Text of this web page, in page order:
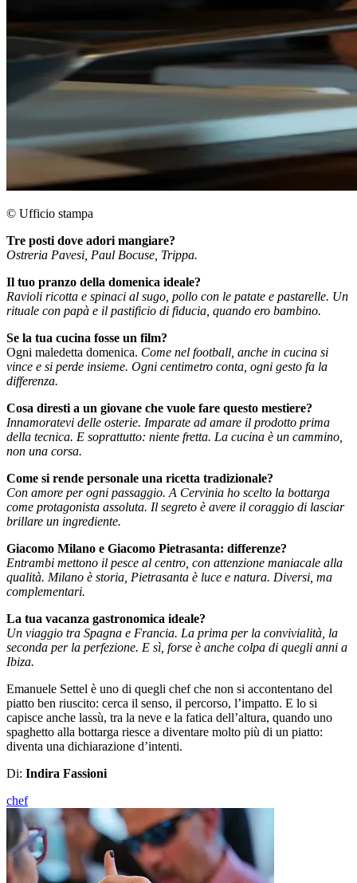
© Ufficio stampa
Tre posti dove adori mangiare?
Ostreria Pavesi, Paul Bocuse, Trippa.
Il tuo pranzo della domenica ideale?
Ravioli ricotta e spinaci al sugo, pollo con le patate e pastarelle. Un
rituale con papà e il pastificio di fiducia, quando ero bambino.
Se la tua cucina fosse un film?
Ogni maledetta domenica. Come nel football, anche in cucina si
vince e si perde insieme. Ogni centimetro conta, ogni gesto fa la
differenza.
Cosa diresti a un giovane che vuole fare questo mestiere?
Innamoratevi delle osterie. Imparate ad amare il prodotto prima
della tecnica. E soprattutto: niente fretta. La cucina è un cammino,
non una corsa.
Come si rende personale una ricetta tradizionale?
Con amore per ogni passaggio. A Cervinia ho scelto la bottarga
come protagonista assoluta. Il segreto è avere il coraggio di lasciar
brillare un ingrediente.
Giacomo Milano e Giacomo Pietrasanta: differenze?
Entrambi mettono il pesce al centro, con attenzione maniacale alla
qualità. Milano è storia, Pietrasanta è luce e natura. Diversi, ma
complementari.
La tua vacanza gastronomica ideale?
Un viaggio tra Spagna e Francia. La prima per la convivialità, la
seconda per la perfezione. E sì, forse è anche colpa di quegli anni a
Ibiza.
Emanuele Settel è uno di quegli chef che non si accontentano del
piatto ben riuscito: cerca il senso, il percorso, l’impatto. E lo si
capisce anche lassù, tra la neve e la fatica dell’altura, quando uno
spaghetto alla bottarga riesce a diventare molto più di un piatto:
diventa una dichiarazione d’intenti.
Di: Indira Fassioni
chef